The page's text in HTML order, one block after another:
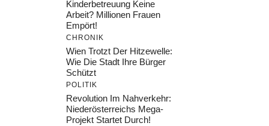
Kinderbetreuung Keine
Arbeit? Millionen Frauen
Empört!
CHRONIK
Wien Trotzt Der Hitzewelle:
Wie Die Stadt Ihre Bürger
Schützt
POLITIK
Revolution Im Nahverkehr:
Niederösterreichs Mega-
Projekt Startet Durch!